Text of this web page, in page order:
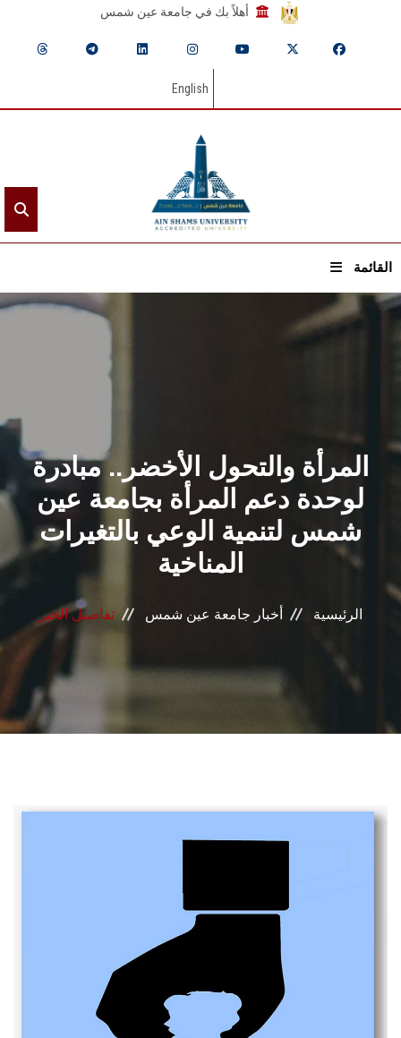
أهلاً بك في جامعة عين شمس
English
القائمة
القطاعـات
الشئون الأكاديمية
البحث العلمي
الرعاية الصحية
المراكز والوحدات
الأنظمة الذكية
الإعلام
الطلاب
المرأة والتحول الأخضر.. مبادرة
لوحدة دعم المرأة بجامعة عين
شمس لتنمية الوعي بالتغيرات
المناخية
الرئيسية أخبار جامعة عين شمس تفاصيل الخبر